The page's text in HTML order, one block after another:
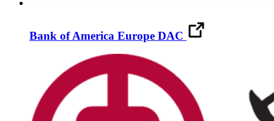
Bank of America Europe DAC